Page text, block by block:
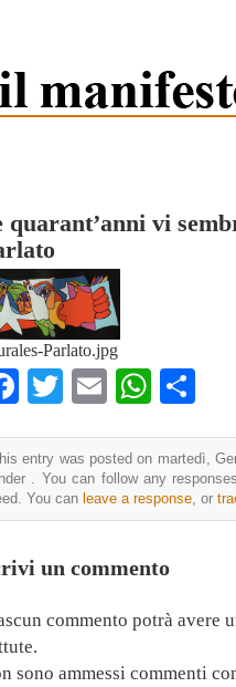
quarant’anni vi
Parlato.jpg
Facebook
Twitter
Email
entry was posted on martedì,
. You can follow any
You can leave a response , or
un commento
commento potrà avere
sono ammessi commenti